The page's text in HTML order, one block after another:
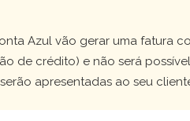
Azul vão gerar uma fatura
de crédito) e não será possível
apresentadas ao seu